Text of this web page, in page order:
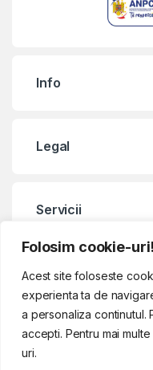
Folosim cookie-uri!
Acest site foloseste
experienta ta de
a personaliza
accepti. Pentru mai
uri.
Info
Legal
Servicii
Contact &